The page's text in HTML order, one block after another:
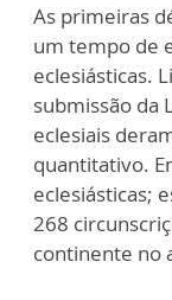
As primeiras
um tempo de
eclesiásticas.
submissão da
eclesiais
quantitativo.
eclesiásticas;
268
continente no